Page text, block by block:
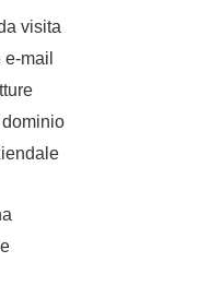
visita
mail